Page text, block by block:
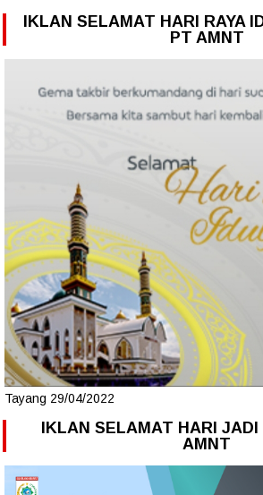
IKLAN SELAMAT HARI RAYA
PT AMNT
Tayang 29/04/2022
IKLAN SELAMAT HARI
AMNT